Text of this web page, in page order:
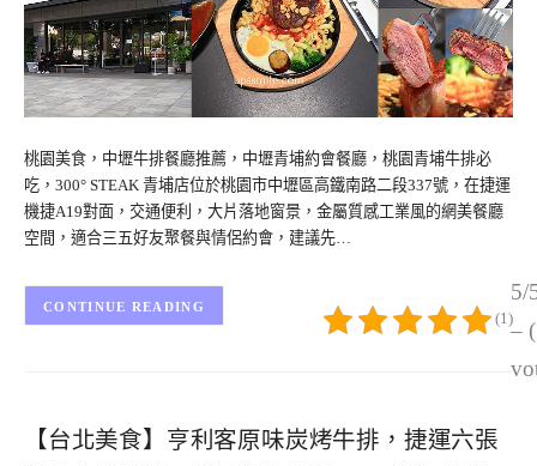
桃園美食，中壢牛排餐廳推薦，中壢青埔約會餐廳，桃園青埔牛排必
吃，300° STEAK 青埔店位於桃園市中壢區高鐵南路二段337號，在捷運
機捷A19對面，交通便利，大片落地窗景，金屬質感工業風的網美餐廳
空間，適合三五好友聚餐與情侶約會，建議先…
5/
–
(1)
CONTINUE READING
【台北美食】亨利客原味炭烤牛排，捷運六張